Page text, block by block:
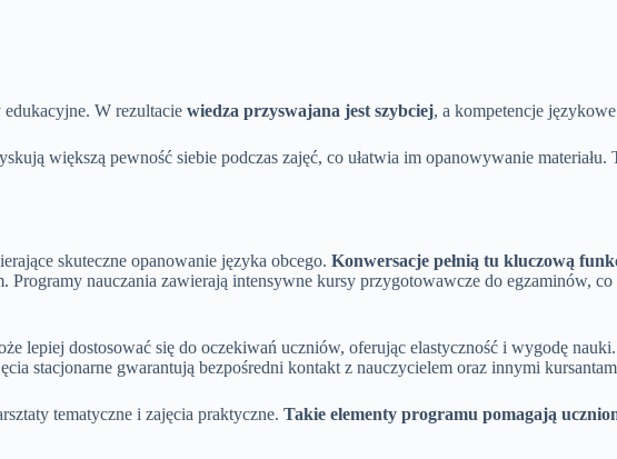
W rezultacie wiedza przyswajana jest szybciej, a kompetencje
większą pewność siebie podczas zajęć, co ułatwia im opanowywanie materiału.
skuteczne opanowanie języka obcego. Konwersacje pełnią tu kluczową
nauczania zawierają intensywne kursy przygotowawcze do egzaminów,
lepiej dostosować się do oczekiwań uczniów, oferując elastyczność i wygodę
stacjonarne gwarantują bezpośredni kontakt z nauczycielem oraz innymi
tematyczne i zajęcia praktyczne. Takie elementy programu pomagają